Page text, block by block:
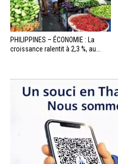
PHILIPPINES – ÉCONOMIE : La
croissance ralentit à 2,3 %, au...